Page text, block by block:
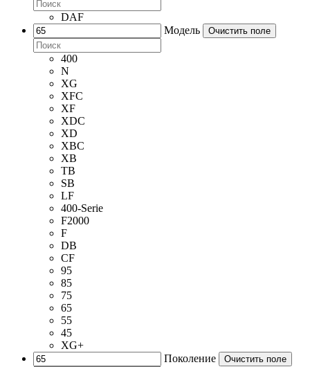
DAF
Модель
Очистить поле
400
N
XG
XFC
XF
XDC
XD
XBC
XB
TB
SB
LF
400-Serie
F2000
F
DB
CF
95
85
75
65
55
45
XG+
Поколение
Очистить поле